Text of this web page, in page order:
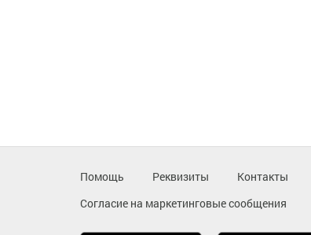
Помощь Реквизиты Контакты
Согласие на маркетинговые сообщения